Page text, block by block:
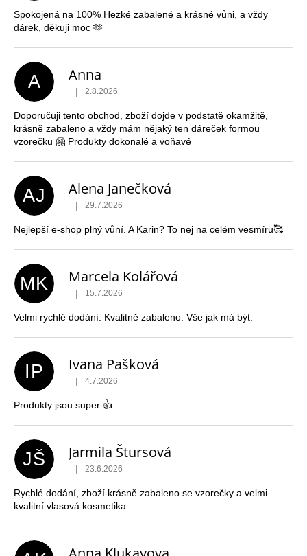
Spokojená na 100% Hezké zabalené a krásné vůni, a vždy
dárek, děkuji moc 🫶
A Anna
Hodnocení obchodu je 5 z 5 hvězdiček.
| 2.8.2026
Doporučuji tento obchod, zboží dojde v podstatě okamžitě,
krásně zabaleno a vždy mám nějaký ten dáreček formou
vzorečku 🤗 Produkty dokonalé a voňavé
AJ Alena Janečková
Hodnocení obchodu je 5 z 5 hvězdiček.
| 29.7.2026
Nejlepší e-shop plný vůní. A Karin? To nej na celém vesmíru🥰
MK Marcela Kolářová
Hodnocení obchodu je 5 z 5 hvězdiček.
| 15.7.2026
Velmi rychlé dodání. Kvalitně zabaleno. Vše jak má být.
IP Ivana Pašková
Hodnocení obchodu je 5 z 5 hvězdiček.
| 4.7.2026
Produkty jsou super 👍
JŠ Jarmila Štursová
Hodnocení obchodu je 5 z 5 hvězdiček.
| 23.6.2026
Rychlé dodání, zboží krásně zabaleno se vzorečky a velmi
kvalitní vlasová kosmetika
e